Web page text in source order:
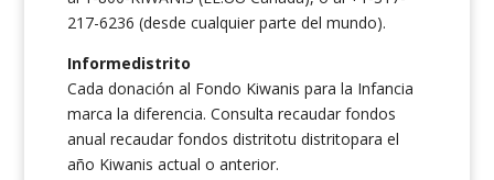
217-6236 (desde cualquier parte del mundo).
Informedistrito
Cada donación al Fondo Kiwanis para la Infancia
marca la diferencia. Consulta recaudar fondos
anual recaudar fondos distritotu distritopara el
año Kiwanis actual o anterior.